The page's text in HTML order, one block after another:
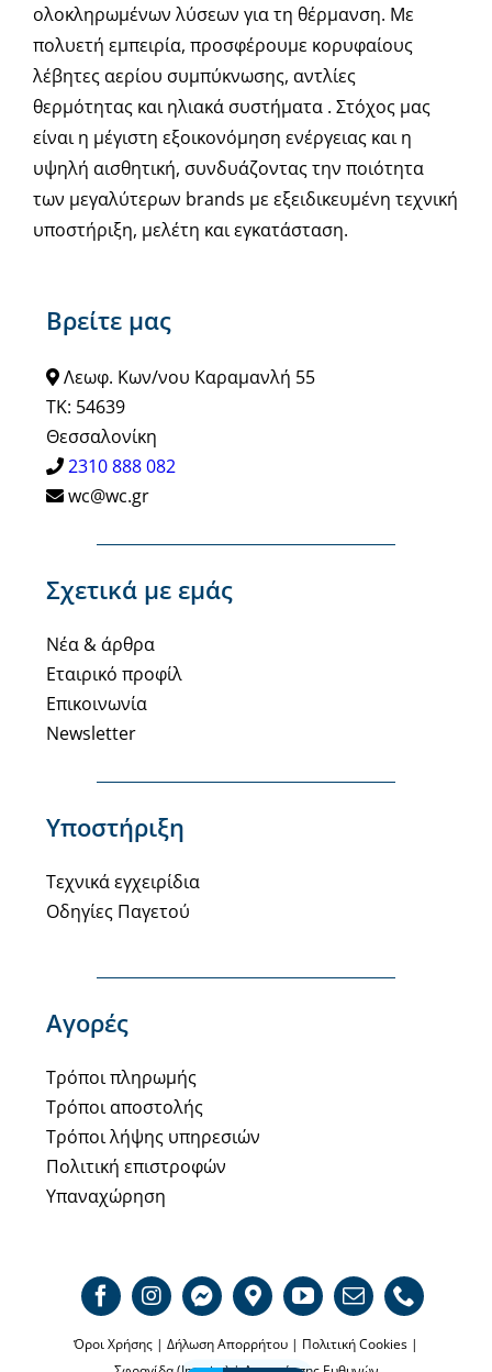
Βρείτε μας
Λεωφ. Κων/νου Καραμανλή 55
ΤΚ: 54639
Θεσσαλονίκη
2310 888 082
wc@wc.gr
Σχετικά με εμάς
Νέα & άρθρα
Εταιρικό προφίλ
Επικοινωνία
Newsletter
Υποστήριξη
Τεχνικά εγχειρίδια
Οδηγίες Παγετού
Αγορές
Τρόποι πληρωμής
Τρόποι αποστολής
Τρόποι λήψης υπηρεσιών
Πολιτική επιστροφών
Υπαναχώρηση
ολοκληρωμένων λύσεων για τη θέρμανση. Με
πολυετή εμπειρία, προσφέρουμε κορυφαίους
λέβητες αερίου συμπύκνωσης, αντλίες
θερμότητας και ηλιακά συστήματα . Στόχος μας
είναι η μέγιστη εξοικονόμηση ενέργειας και η
υψηλή αισθητική, συνδυάζοντας την ποιότητα
των μεγαλύτερων brands με εξειδικευμένη τεχνική
υποστήριξη, μελέτη και εγκατάσταση.
Όροι Χρήσης | Δήλωση Απορρήτου | Πολιτική Cookies |